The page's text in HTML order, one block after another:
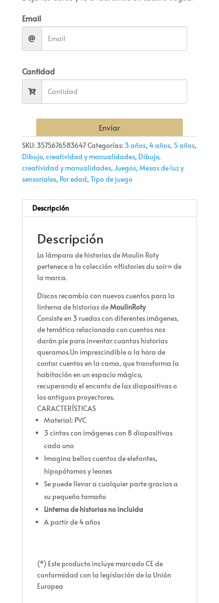
Email
Cantidad
Enviar
SKU: 3575676583647Categorías: 3 años, 4 años, 5 años,
Dibujo, creatividad y manualidades, Dibujo,
creatividad y manualidades, Juegos, Mesas de luz y
sensoriales, Por edad, Tipo de juego
Descripción
Descripción
La lámpara de historias de Moulin Roty
pertenece a la colección «Histories du soir» de
la marca.
Discos recambio con nuevos cuentos para la
linterna de historias deMoulinRoty
Consiste en 3 ruedas con diferentes imágenes,
de temática relacionada con cuentos nos
darán pie para inventar cuantas historias
queramos.Un imprescindible a la hora de
contar cuentos en la cama, que transforma la
habitación en un espacio mágico,
recuperando el encanto de las diapositivas o
los antiguos proyectores.
CARACTERÍSTICAS
Material: PVC
3 cintas con imágenes con 8 diapositivas
cada uno
Imagina bellos cuentos de elefantes,
hipopótamos y leones
Se puede llevar a cualquier parte gracias a
su pequeño tamaño
Linterna de historias no incluida
A partir de 4 años
(*) Este producto incluye marcado CE de
conformidad con la legislación de la Unión
Europea